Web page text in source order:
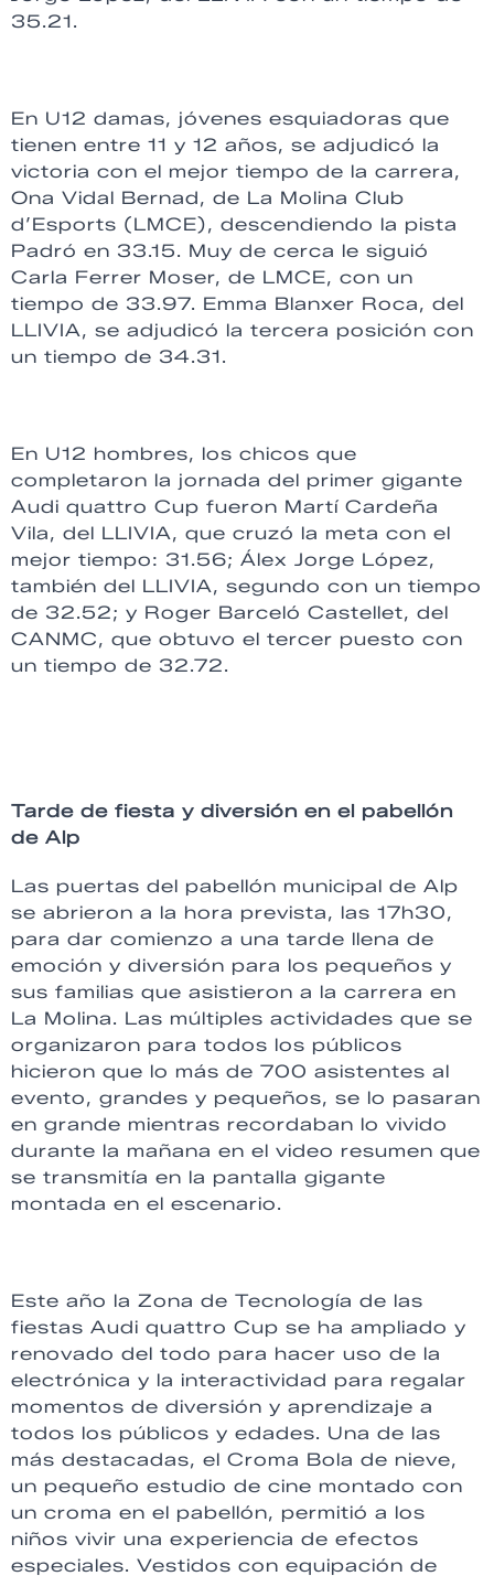
35.21.
En U12 damas, jóvenes esquiadoras que
tienen entre 11 y 12 años, se adjudicó la
victoria con el mejor tiempo de la carrera,
Ona Vidal Bernad, de La Molina Club
d’Esports (LMCE), descendiendo la pista
Padró en 33.15. Muy de cerca le siguió
Carla Ferrer Moser, de LMCE, con un
tiempo de 33.97. Emma Blanxer Roca, del
LLIVIA, se adjudicó la tercera posición con
un tiempo de 34.31.
En U12 hombres, los chicos que
completaron la jornada del primer gigante
Audi quattro Cup fueron Martí Cardeña
Vila, del LLIVIA, que cruzó la meta con el
mejor tiempo: 31.56; Álex Jorge López,
también del LLIVIA, segundo con un tiempo
de 32.52; y Roger Barceló Castellet, del
CANMC, que obtuvo el tercer puesto con
un tiempo de 32.72.
Tarde de fiesta y diversión en el pabellón
de Alp
Las puertas del pabellón municipal de Alp
se abrieron a la hora prevista, las 17h30,
para dar comienzo a una tarde llena de
emoción y diversión para los pequeños y
sus familias que asistieron a la carrera en
La Molina. Las múltiples actividades que se
organizaron para todos los públicos
hicieron que lo más de 700 asistentes al
evento, grandes y pequeños, se lo pasaran
en grande mientras recordaban lo vivido
durante la mañana en el video resumen que
se transmitía en la pantalla gigante
montada en el escenario.
Este año la Zona de Tecnología de las
fiestas Audi quattro Cup se ha ampliado y
renovado del todo para hacer uso de la
electrónica y la interactividad para regalar
momentos de diversión y aprendizaje a
todos los públicos y edades. Una de las
más destacadas, el Croma Bola de nieve,
un pequeño estudio de cine montado con
un croma en el pabellón, permitió a los
niños vivir una experiencia de efectos
especiales. Vestidos con equipación de